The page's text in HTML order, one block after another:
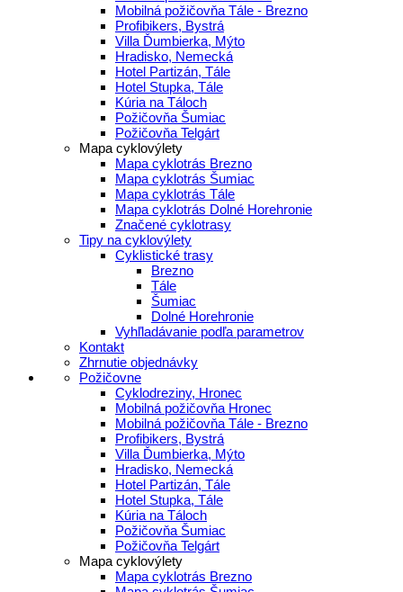
Mobilná požičovňa Tále - Brezno
Profibikers, Bystrá
Villa Ďumbierka, Mýto
Hradisko, Nemecká
Hotel Partizán, Tále
Hotel Stupka, Tále
Kúria na Táloch
Požičovňa Šumiac
Požičovňa Telgárt
Mapa cyklovýlety
Mapa cyklotrás Brezno
Mapa cyklotrás Šumiac
Mapa cyklotrás Tále
Mapa cyklotrás Dolné Horehronie
Značené cyklotrasy
Tipy na cyklovýlety
Cyklistické trasy
Brezno
Tále
Šumiac
Dolné Horehronie
Vyhľladávanie podľa parametrov
Kontakt
Zhrnutie objednávky
Požičovne
Cyklodreziny, Hronec
Mobilná požičovňa Hronec
Mobilná požičovňa Tále - Brezno
Profibikers, Bystrá
Villa Ďumbierka, Mýto
Hradisko, Nemecká
Hotel Partizán, Tále
Hotel Stupka, Tále
Kúria na Táloch
Požičovňa Šumiac
Požičovňa Telgárt
Mapa cyklovýlety
Mapa cyklotrás Brezno